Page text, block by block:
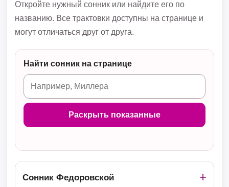
Откройте нужный сонник или найдите его по
названию. Все трактовки доступны на странице и
могут отличаться друг от друга.
Найти сонник на странице
Раскрыть показанные
Сонник Федоровской